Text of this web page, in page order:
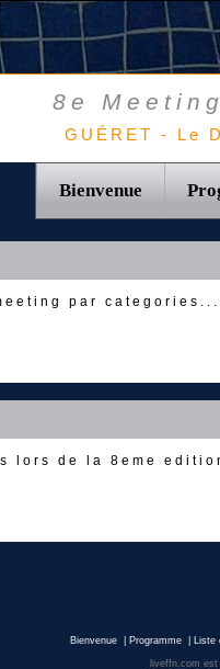
8e
GUÉRET - Le
Bienvenue
par categories...
lors de la 8eme
Bienvenue Programme Liste
liveffn.com